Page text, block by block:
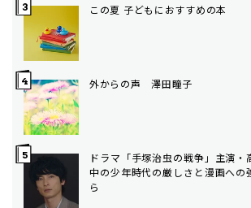
この夏 子どもにおすすめの本
外からの声 澤田瞳子
ドラマ「手塚治虫の戦争」主演
中の少年時代の厳しさと漫画への
ら